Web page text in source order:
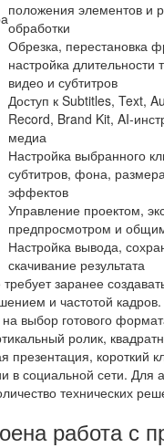
положения элементов и
обработки
Обрезка, перестановка
настройка длительности
видео и субтитров
Доступ к Subtitles, Text,
Record, Brand Kit, AI-
медиа
Настройка выбранного
субтитров, фона,
эффектов
Управление проектом,
предпросмотром и
Настройка вывода,
скачивание результата
заранее
и частотой
выбор готового
ролик,
презентация, короткий
в социальной сети. Для
технических
работа с